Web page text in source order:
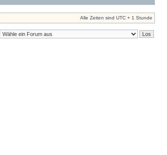
Alle Zeiten sind UTC + 1 Stunde